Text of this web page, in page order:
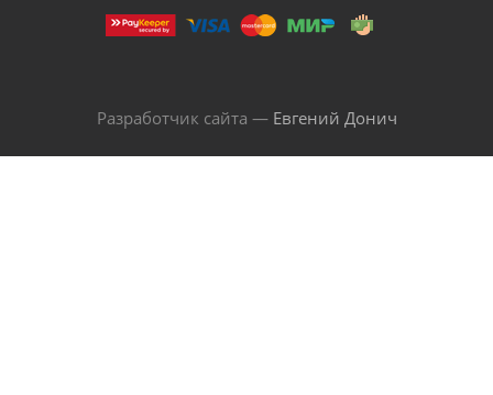
Разработчик сайта — Евгений Донич